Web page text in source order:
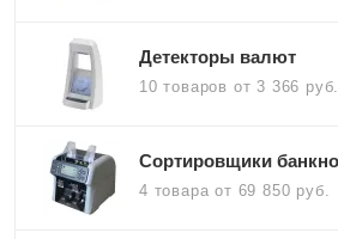
Детекторы валют
10 товаров от 3 366 руб.
Сортировщики
4 товараот 69 850 руб.